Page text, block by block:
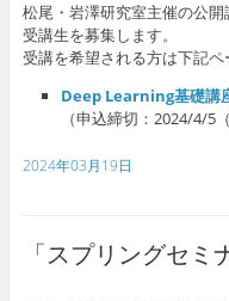
松尾・岩澤研究室主催の公
受講生を募集します。
受講を希望される方は下記
Deep Learning基礎講
（申込締切：2024/4/5
2024年03月19日
「スプリングセ